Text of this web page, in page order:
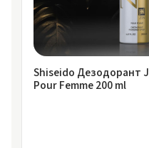
Shiseido Дезодорант
Pour Femme 200 ml